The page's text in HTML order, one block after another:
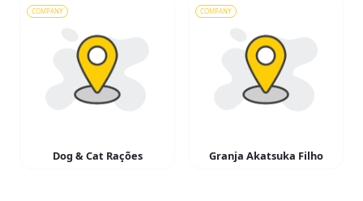
COMPANY
Dog & Cat Rações
COMPANY
Granja Akatsuka Filho